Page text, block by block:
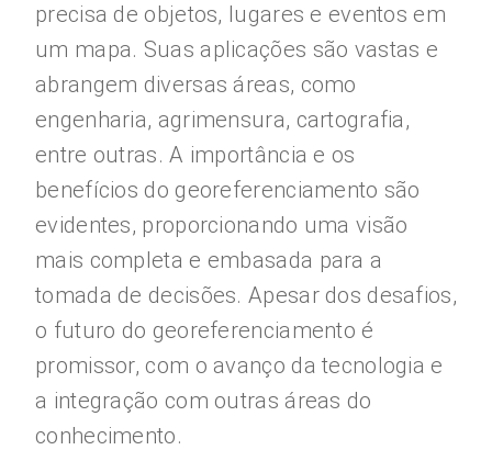
precisa de objetos, lugares e eventos em
um mapa. Suas aplicações são vastas e
abrangem diversas áreas, como
engenharia, agrimensura, cartografia,
entre outras. A importância e os
benefícios do georeferenciamento são
evidentes, proporcionando uma visão
mais completa e embasada para a
tomada de decisões. Apesar dos desafios,
o futuro do georeferenciamento é
promissor, com o avanço da tecnologia e
a integração com outras áreas do
conhecimento.